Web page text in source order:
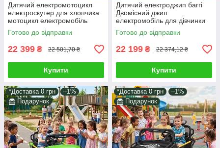
Дитячий електромотоцикл
електроскутер для хлопчика
мотоцикл електромобіль
світло звук | Бонус Доставка
оплачена
Готово до відправки
22 399 ₴ 22 501,70 ₴
Купити
Дитячий електроджип баггі
Двомісний джип
електромобіль для дівчинки
рожевий світло звук пульт у
комплекті подарунок
Готово до відправки
22 199 ₴ 22 374,12 ₴
Купити
*Доставка 0 грн
–1%
Подарунок
*Доставка 0 грн
–1%
Подарунок